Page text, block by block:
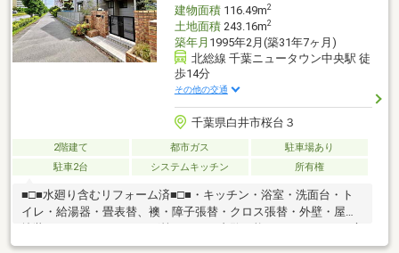
建物面積116.49m2
土地面積243.16m2
築年月 1995年2月(築31年7ヶ月)
北総線 千葉ニュータウン中央駅 徒
歩14分
その他の交通
千葉県白井市桜台３
2階建て 都市ガス
駐車場あり
駐車2台
システムキッチン 所有権
■□■水廻り含むリフォーム済■□■・キッチン・浴室・洗面台・ト
イレ・給湯器・畳表替、襖・障子張替・クロス張替・外壁・屋根
塗装・ハウスクリーニング等▼▽▼ご内覧可能♪▼▽▼ローンが心
配な方もお気軽にご相談くださいませ。●〇●ハウジングプラスの